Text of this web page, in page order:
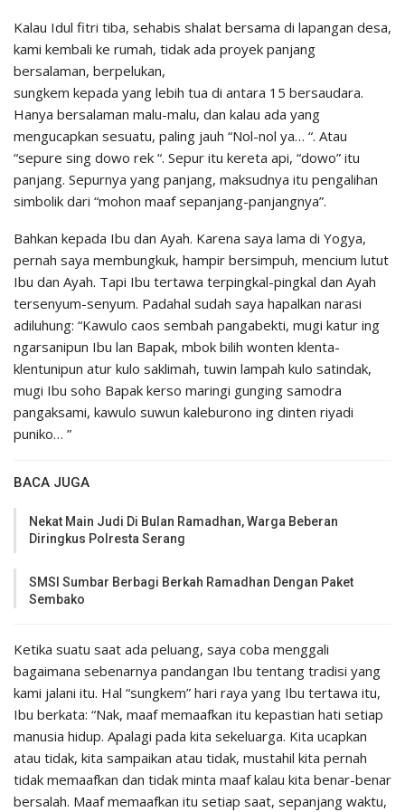
Kalau Idul fitri tiba, sehabis shalat bersama di lapangan desa,
kami kembali ke rumah, tidak ada proyek panjang
bersalaman, berpelukan,
sungkem kepada yang lebih tua di antara 15 bersaudara.
Hanya bersalaman malu-malu, dan kalau ada yang
mengucapkan sesuatu, paling jauh “Nol-nol ya… “. Atau
“sepure sing dowo rek “. Sepur itu kereta api, “dowo” itu
panjang. Sepurnya yang panjang, maksudnya itu pengalihan
simbolik dari “mohon maaf sepanjang-panjangnya”.
Bahkan kepada Ibu dan Ayah. Karena saya lama di Yogya,
pernah saya membungkuk, hampir bersimpuh, mencium lutut
Ibu dan Ayah. Tapi Ibu tertawa terpingkal-pingkal dan Ayah
tersenyum-senyum. Padahal sudah saya hapalkan narasi
adiluhung: “Kawulo caos sembah pangabekti, mugi katur ing
ngarsanipun Ibu lan Bapak, mbok bilih wonten klenta-
klentunipun atur kulo saklimah, tuwin lampah kulo satindak,
mugi Ibu soho Bapak kerso maringi gunging samodra
pangaksami, kawulo suwun kaleburono ing dinten riyadi
puniko… ”
BACA JUGA
Nekat Main Judi Di Bulan Ramadhan, Warga Beberan
Diringkus Polresta Serang
SMSI Sumbar Berbagi Berkah Ramadhan Dengan Paket
Sembako
Ketika suatu saat ada peluang, saya coba menggali
bagaimana sebenarnya pandangan Ibu tentang tradisi yang
kami jalani itu. Hal “sungkem” hari raya yang Ibu tertawa itu,
Ibu berkata: “Nak, maaf memaafkan itu kepastian hati setiap
manusia hidup. Apalagi pada kita sekeluarga. Kita ucapkan
atau tidak, kita sampaikan atau tidak, mustahil kita pernah
tidak memaafkan dan tidak minta maaf kalau kita benar-benar
bersalah. Maaf memaafkan itu setiap saat, sepanjang waktu,